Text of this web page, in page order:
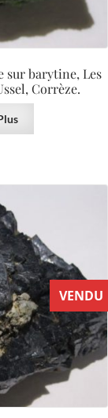
sur barytine, Les
Corrèze.
VENDU